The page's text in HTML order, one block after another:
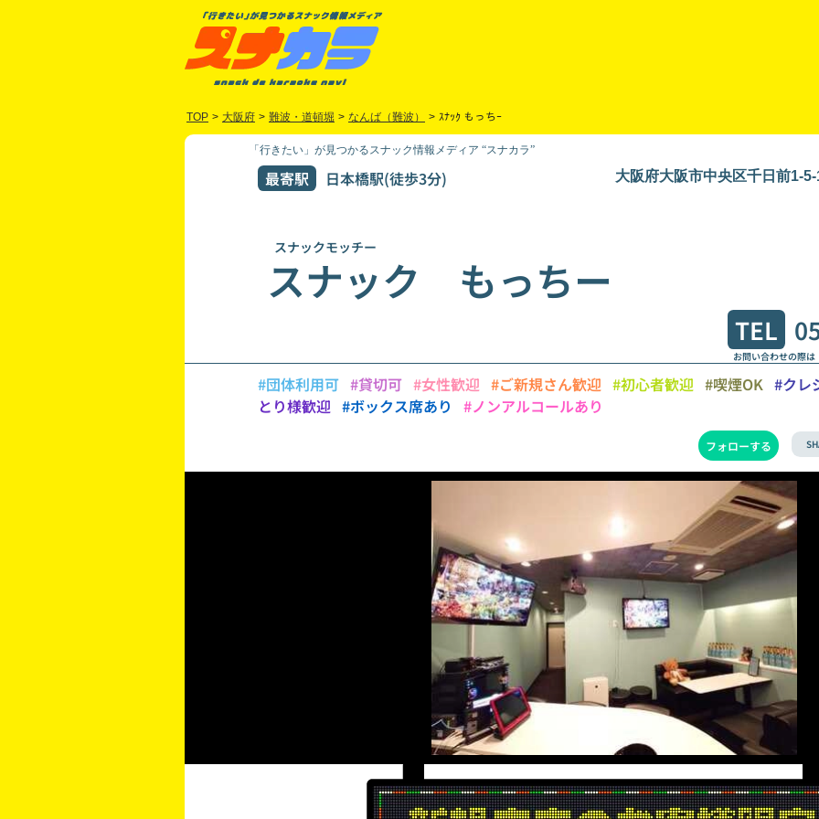
TOP > 大阪府 > 難波・道頓堀 > なんば（難波） > ｽﾅｯｸ もっちｰ
「行きたい」が見つかるスナック情報メディア “スナカラ”
最寄駅 日本橋駅(徒歩3分) 大阪府大阪市中央区千日前1-
スナックモッチー
スナック もっちー
TEL
お問い合わせの際
#団体利用可 #貸切可 #女性歓迎 #ご新規さん歓迎 #初心者歓迎 #喫煙OK #クレ
とり様歓迎 #ボックス席あり #ノンアルコールあり
フォローする